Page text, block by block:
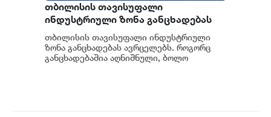
თბილისის თავისუფალი
ინდუსტრიული ზონა განცხადებას
ავრცელებს
თბილისის თავისუფალი ინდუსტრიული
ზონა განცხადებას ავრცელებს. როგორც
განცხადებაშია აღნიშნული, ბოლო